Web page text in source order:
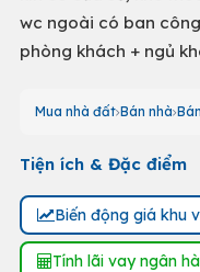
wc ngoài có ban
phòng khách + ngủ
Mua nhà đất Bán nhà
Tiện ích & Đặc điểm
Biến động giá khu
Tính lãi vay ngân